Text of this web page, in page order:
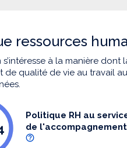
ressources
s’intéresse à la manière
de qualité de vie au travail
Politique RH au
de l'accompagnement